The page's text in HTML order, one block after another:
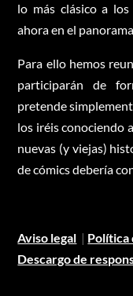
lo más clásico a
ahora en el
Para ello hemos
participarán de
pretende
los iréis conociendo
nuevas (y viejas)
de cómics debería
Aviso legal | Política
Descargo de